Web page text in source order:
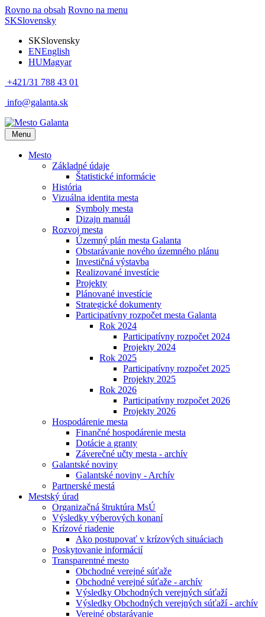
Rovno na obsah Rovno na menu
SKSlovensky
SKSlovensky
ENEnglish
HUMagyar
+421/31 788 43 01
info@galanta.sk
Menu
Mesto
Základné údaje
Štatistické informácie
História
Vizuálna identita mesta
Symboly mesta
Dizajn manuál
Rozvoj mesta
Územný plán mesta Galanta
Obstarávanie nového územného plánu
Investičná výstavba
Realizované investície
Projekty
Plánované investície
Strategické dokumenty
Participatívny rozpočet mesta Galanta
Rok 2024
Participatívny rozpočet 2024
Projekty 2024
Rok 2025
Participatívny rozpočet 2025
Projekty 2025
Rok 2026
Participatívny rozpočet 2026
Projekty 2026
Hospodárenie mesta
Finančné hospodárenie mesta
Dotácie a granty
Záverečné učty mesta - archív
Galantské noviny
Galantské noviny - Archív
Partnerské mestá
Mestský úrad
Organizačná štruktúra MsÚ
Výsledky výberových konaní
Krízové riadenie
Ako postupovať v krízových situáciach
Poskytovanie informácií
Transparentné mesto
Obchodné verejné súťaže
Obchodné verejné súťaže - archív
Výsledky Obchodných verejných súťaží
Výsledky Obchodných verejných súťaží - archív
Verejné obstarávanie